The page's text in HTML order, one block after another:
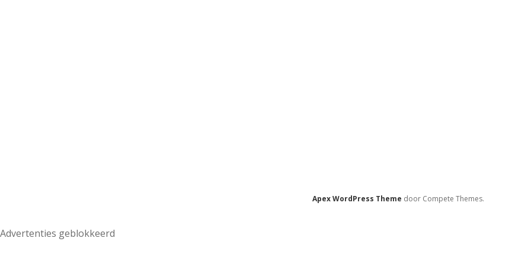
Apex WordPress Theme door Compete Themes.
Advertenties geblokkeerd